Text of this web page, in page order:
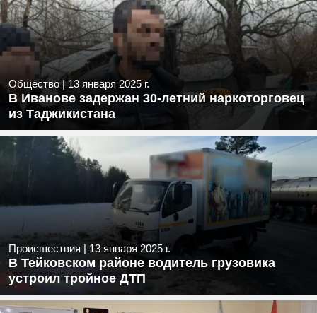
Общество|13 января 2025 г.
В Иванове задержан 30-летний наркоторговец
из Таджикистана
Происшествия | 13 января 2025 г.
В Тейковском районе водитель грузовика
устроил тройное ДТП